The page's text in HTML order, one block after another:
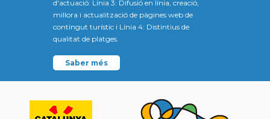
d'actuació: Línia 3: Difusió en línia, creació,
millora i actualització de pàgines web de
contingut turístic i Línia 4: Distintius de
qualitat de platges.
Saber més